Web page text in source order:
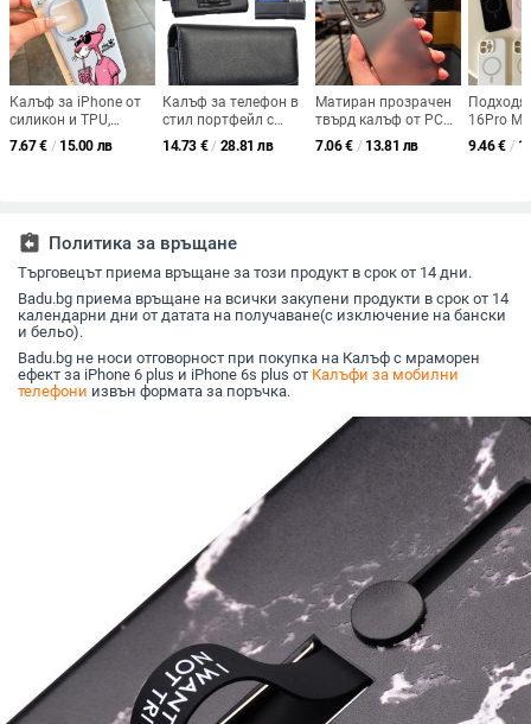
Калъф за iPhone от
силикон и TPU,
дизайн две в едно,
увеличена дебелина,
7.67€ / 15.00 лв
Калъф за телефон в
стил портфейл с
клип за колан и слот
за карти,
14.73 € / 28.81 лв
Матиран прозрачен
твърд калъф от PC
за iPhone 14 Pro Max,
съвместим с iPhone
7.06€ / 13.81 лв
16Pro
калъф
9.46€ /
assignment_return Политика за връщане
Търговецът приема връщане за този продукт в срок от 14 дни.
Badu.bg приема връщане на всички закупени продукти в срок от 14
календарни дни от датата на получаване(с изключение на бански
и бельо).
Badu.bg не носи отговорност при покупка на Калъф с мраморен
ефект за iPhone 6 plus и iPhone 6s plus от Калъфи за мобилни
телефони извън формата за поръчка.